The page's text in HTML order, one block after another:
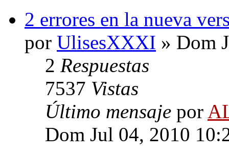
2 errores en la nueva
por UlisesXXXI » Dom
2 Respuestas
7537 Vistas
Último mensaje por
Dom Jul 04, 2010